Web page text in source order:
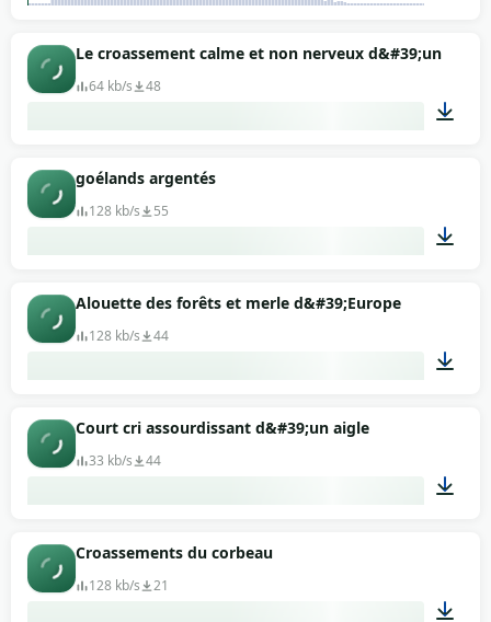
00:02
Le croassement calme et non nerveux d&#39;un
64 kb/s 48
goélands argentés
128 kb/s 55
Alouette des forêts et merle d&#39;Europe
128 kb/s 44
Court cri assourdissant d&#39;un aigle
33 kb/s 44
Croassements du corbeau
128 kb/s 21